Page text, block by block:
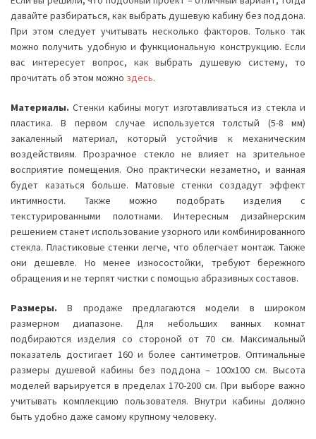
давайте разбираться, как выбрать душевую кабину без поддона.
При этом следует учитывать несколько факторов. Только так
можно получить удобную и функциональную конструкцию. Если
вас интересует вопрос, как выбрать душевую систему, то
прочитать об этом можно здесь.
Материалы. Стенки кабины могут изготавливаться из стекла и
пластика. В первом случае используется толстый (5-8 мм)
закаленный материал, который устойчив к механическим
воздействиям. Прозрачное стекло не влияет на зрительное
восприятие помещения. Оно практически незаметно, и ванная
будет казаться больше. Матовые стенки создадут эффект
интимности. Также можно подобрать изделия с
текстурированными полотнами. Интересным дизайнерским
решением станет использование узорного или комбинированного
стекла. Пластиковые стенки легче, что облегчает монтаж. Также
они дешевле. Но менее износостойки, требуют бережного
обращения и не терпят чистки с помощью абразивных составов.
Размеры. В продаже предлагаются модели в широком
размерном диапазоне. Для небольших ванных комнат
подбираются изделия со стороной от 70 см. Максимальный
показатель достигает 160 и более сантиметров. Оптимальные
размеры душевой кабины без поддона – 100х100 см. Высота
моделей варьируется в пределах 170-200 см. При выборе важно
учитывать комплекцию пользователя. Внутри кабины должно
быть удобно даже самому крупному человеку.